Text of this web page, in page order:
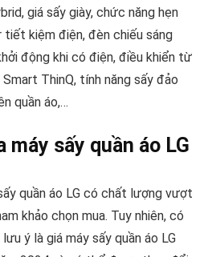
giá sấy giày, chức năng hẹn
kiệm điện, đèn chiếu sáng
động khi có điện, điều khiển từ
ThinQ, tính năng sấy đảo
quần áo,…
máy sấy quần áo LG
quần áo LG có chất lượng vượt
khảo chọn mua. Tuy nhiên, có
lưu ý là giá máy sấy quần áo LG